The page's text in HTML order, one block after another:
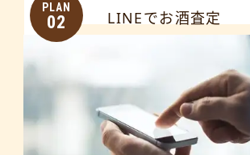
PLAN
02 LINEでお酒査定